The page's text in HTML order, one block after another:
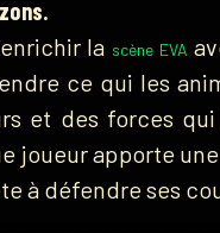
la scène EVA
ce qui les
et des forces
joueur apporte
à défendre ses